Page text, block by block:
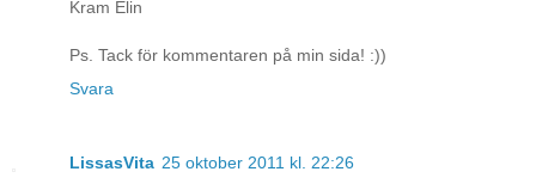
Kram Elin
Ps. Tack för kommentaren på min sida! :))
Svara
LissasVita 25 oktober 2011 kl. 22:26